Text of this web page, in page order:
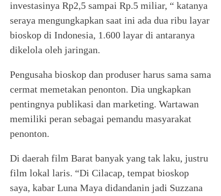
investasinya Rp2,5 sampai Rp.5 miliar, “ katanya
seraya mengungkapkan saat ini ada dua ribu layar
bioskop di Indonesia, 1.600 layar di antaranya
dikelola oleh jaringan.
Pengusaha bioskop dan produser harus sama sama
cermat memetakan penonton. Dia ungkapkan
pentingnya publikasi dan marketing. Wartawan
memiliki peran sebagai pemandu masyarakat
penonton.
Di daerah film Barat banyak yang tak laku, justru
film lokal laris. “Di Cilacap, tempat bioskop
saya, kabar Luna Maya didandanin jadi Suzzana